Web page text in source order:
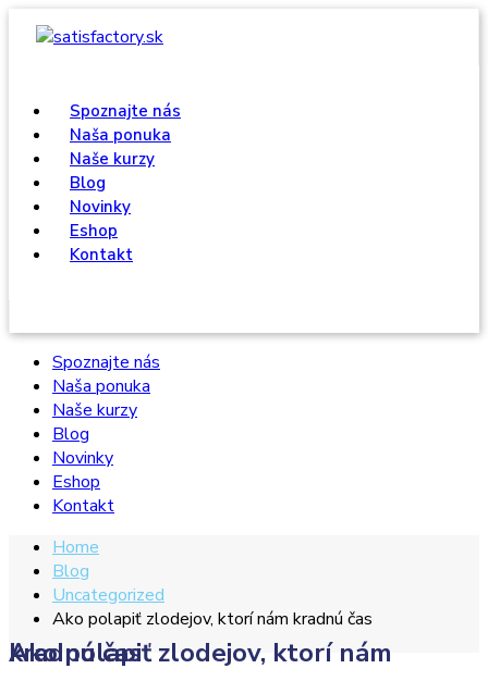
Spoznajte nás
Naša ponuka
Naše kurzy
Blog
Novinky
Eshop
Kontakt
Spoznajte nás
Naša ponuka
Naše kurzy
Blog
Novinky
Eshop
Kontakt
Home
Blog
Uncategorized
Ako polapiť zlodejov, ktorí nám kradnú čas
Ako polapiť zlodejov, ktorí nám kradnú čas